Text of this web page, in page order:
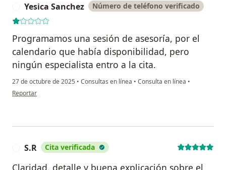
Yesica Sanchez Número de teléfono verificado
Programamos una sesión de asesoría, por el
calendario que había disponibilidad, pero
ningún especialista entro a la cita.
27 de octubre de 2025 • Consultas en línea • Consulta en línea •
en opinión del usuario Yesica Sanchez
Reportar
S.R Cita verificada
Claridad, detalle y buena explicación sobre el